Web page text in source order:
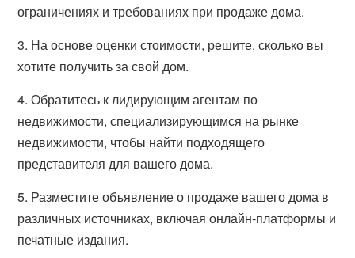
ограничениях и требованиях при продаже дома.
3. На основе оценки стоимости, решите, сколько вы
хотите получить за свой дом.
4. Обратитесь к лидирующим агентам по
недвижимости, специализирующимся на рынке
недвижимости, чтобы найти подходящего
представителя для вашего дома.
5. Разместите объявление о продаже вашего дома в
различных источниках, включая онлайн-платформы и
печатные издания.